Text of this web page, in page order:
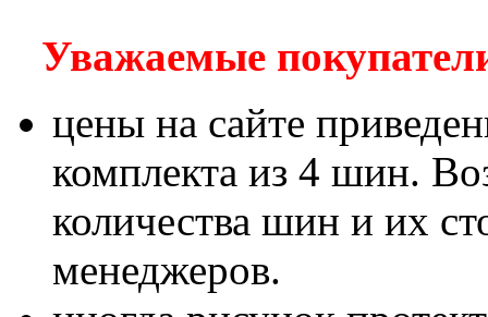
Уважаемые
цены на сайте
комплекта из 4 шин.
количества шин и их
менеджеров.